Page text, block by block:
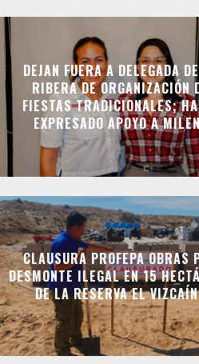
DEJAN FUERA A DELEGADA
RIBERA DE ORGANIZACIÓN
FIESTAS TRADICIONALES;
EXPRESADO APOYO A
CLAUSURA PROFEPA OBRAS
DESMONTE ILEGAL EN 15
DE LA RESERVA EL